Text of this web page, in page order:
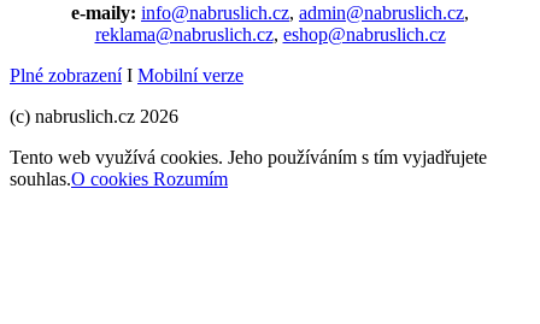
e-maily: info@nabruslich.cz, admin@nabruslich.cz,
reklama@nabruslich.cz, eshop@nabruslich.cz
Plné zobrazeníI Mobilní verze
(c) nabruslich.cz 2026
Tento web využívá cookies. Jeho používáním s tím vyjadřujete
souhlas.O cookies Rozumím